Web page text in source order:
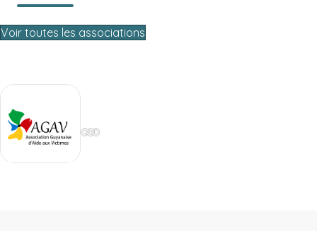
Voir toutes les associations